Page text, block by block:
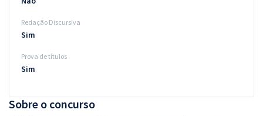
Sobre o concurso
Redação Discursiva
Sim
Prova de títulos
Sim